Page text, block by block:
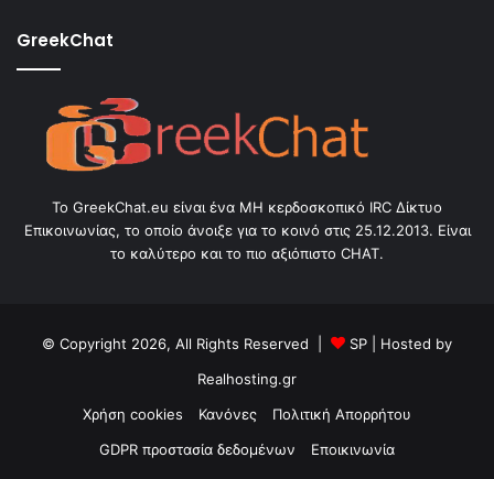
GreekChat
Το GreekChat.eu είναι ένα ΜΗ κερδοσκοπικό IRC Δίκτυο
Επικοινωνίας, το οποίο άνοιξε για το κοινό στις 25.12.2013. Είναι
το καλύτερο και το πιο αξιόπιστο CHAT.
© Copyright 2026, All Rights Reserved | SP | Hosted by
Realhosting.gr
Χρήση cookies
Κανόνες
Πολιτική Απορρήτου
GDPR προστασία δεδομένων
Εποικινωνία